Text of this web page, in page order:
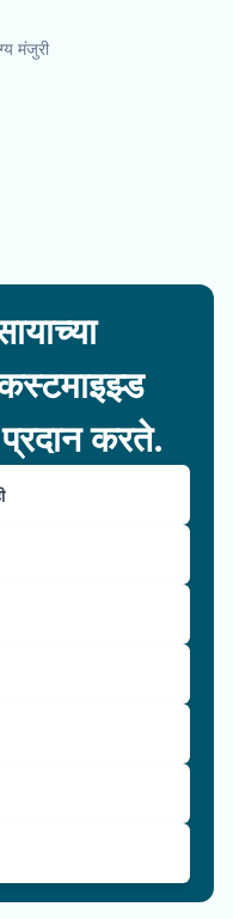
मंजुरी
करते.